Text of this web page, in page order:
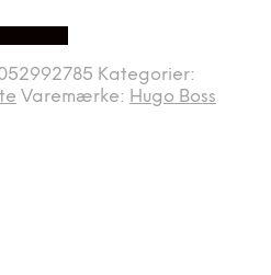
Kategorier:
Varemærke: Hugo Boss